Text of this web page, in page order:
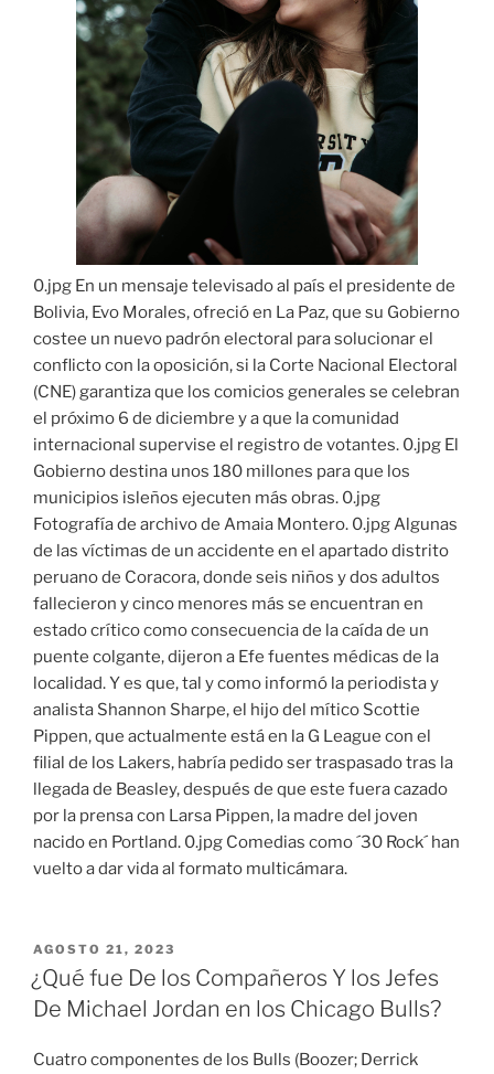
0.jpg En un mensaje televisado al país el presidente de
Bolivia, Evo Morales, ofreció en La Paz, que su Gobierno
costee un nuevo padrón electoral para solucionar el
conflicto con la oposición, si la Corte Nacional Electoral
(CNE) garantiza que los comicios generales se celebran
el próximo 6 de diciembre y a que la comunidad
internacional supervise el registro de votantes. 0.jpg El
Gobierno destina unos 180 millones para que los
municipios isleños ejecuten más obras. 0.jpg
Fotografía de archivo de Amaia Montero. 0.jpg Algunas
de las víctimas de un accidente en el apartado distrito
peruano de Coracora, donde seis niños y dos adultos
fallecieron y cinco menores más se encuentran en
estado crítico como consecuencia de la caída de un
puente colgante, dijeron a Efe fuentes médicas de la
localidad. Y es que, tal y como informó la periodista y
analista Shannon Sharpe, el hijo del mítico Scottie
Pippen, que actualmente está en la G League con el
filial de los Lakers, habría pedido ser traspasado tras la
llegada de Beasley, después de que este fuera cazado
por la prensa con Larsa Pippen, la madre del joven
nacido en Portland. 0.jpg Comedias como ´30 Rock´ han
vuelto a dar vida al formato multicámara.
PUBLICADO
EL
AGOSTO 21, 2023
¿Qué fue De los Compañeros Y los Jefes
De Michael Jordan en los Chicago Bulls?
Cuatro componentes de los Bulls (Boozer; Derrick